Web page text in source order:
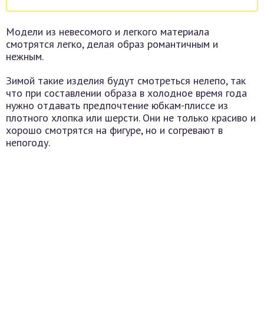
Модели из невесомого и легкого материала
смотрятся легко, делая образ романтичным и
нежным.
Зимой такие изделия будут смотреться нелепо, так
что при составлении образа в холодное время года
нужно отдавать предпочтение юбкам-плиссе из
плотного хлопка или шерсти. Они не только красиво и
хорошо смотрятся на фигуре, но и согревают в
непогоду.